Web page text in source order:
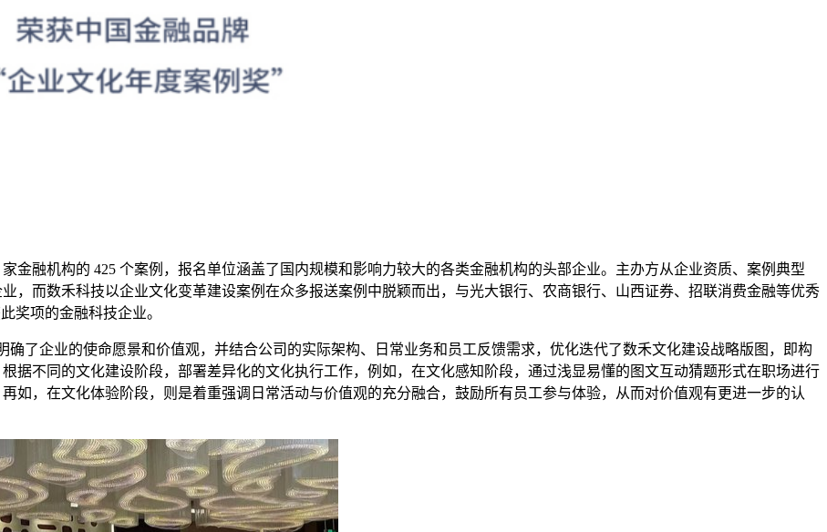
金融机构的 425 个案例，报名单位涵盖了国内规模和影响力较大的各类金融机构的头部企业。主办方从企业资质、案例典型
，而数禾科技以企业文化变革建设案例在众多报送案例中脱颖而出，与光大银行、农商银行、山西证券、招联消费金融等优秀
奖项的金融科技企业。
确了企业的使命愿景和价值观，并结合公司的实际架构、日常业务和员工反馈需求，优化迭代了数禾文化建设战略版图，即构
据不同的文化建设阶段，部署差异化的文化执行工作，例如，在文化感知阶段，通过浅显易懂的图文互动猜题形式在职场进行
如，在文化体验阶段，则是着重强调日常活动与价值观的充分融合，鼓励所有员工参与体验，从而对价值观有更进一步的认